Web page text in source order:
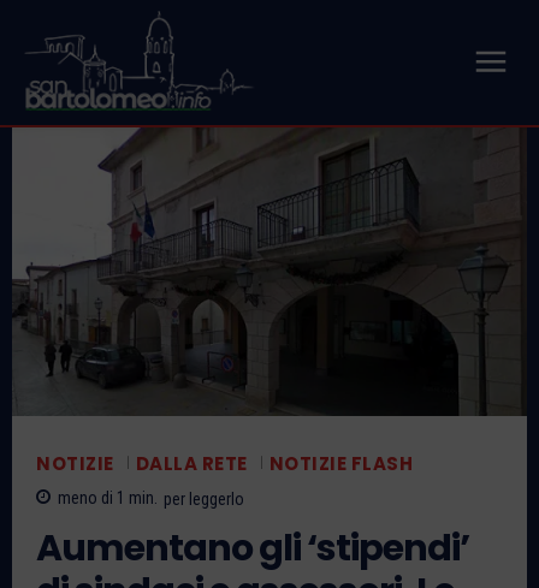
NOTIZIE DALLA RETE NOTIZIE FLASH
meno di 1 min. per leggerlo
Aumentano gli ‘stipendi’